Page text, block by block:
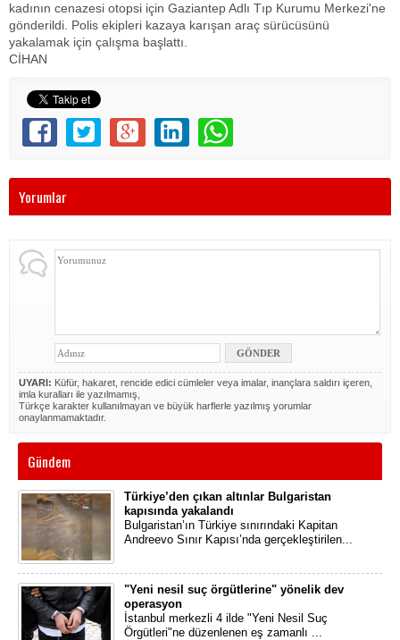
kadının cenazesi otopsi için Gaziantep Adlı Tıp Kurumu Merkezi'ne
gönderildi. Polis ekipleri kazaya karışan araç sürücüsünü
yakalamak için çalışma başlattı.
CİHAN
Yorumlar
UYARI: Küfür, hakaret, rencide edici cümleler veya imalar, inançlara saldırı içeren,
imla kuralları ile yazılmamış,
Türkçe karakter kullanılmayan ve büyük harflerle yazılmış yorumlar
onaylanmamaktadır.
Gündem
Türkiye’den çıkan altınlar Bulgaristan
kapısında yakalandı
Bulgaristan’ın Türkiye sınırındaki Kapitan
Andreevo Sınır Kapısı’nda gerçekleştirilen...
"Yeni nesil suç örgütlerine" yönelik dev
operasyon
İstanbul merkezli 4 ilde "Yeni Nesil Suç
Örgütleri"ne düzenlenen eş zamanlı ...